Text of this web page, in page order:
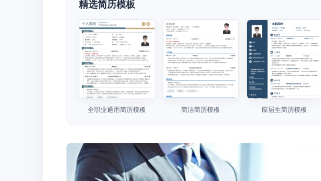
精选简历模板
全职业通用简历模板 简洁简历模板 应届生简历模板